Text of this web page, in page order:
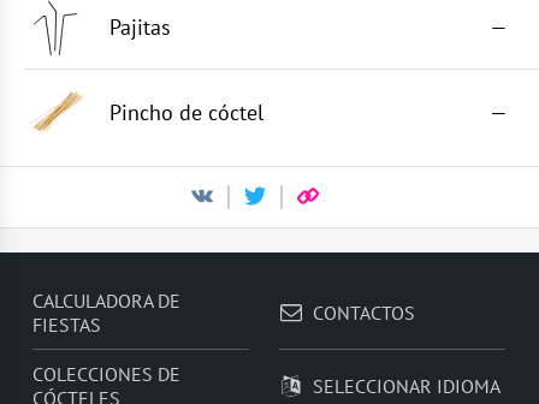
Pajitas —
Pincho de cóctel —
CALCULADORA DE
FIESTAS
COLECCIONES DE
CÓCTELES
CONTACTOS
SELECCIONAR IDIOMA